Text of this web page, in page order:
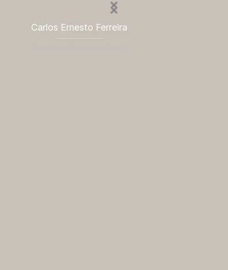
Carlos Ernesto Ferreira